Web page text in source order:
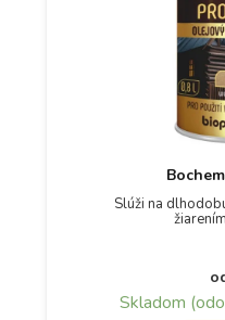
Slúži na
Skladom